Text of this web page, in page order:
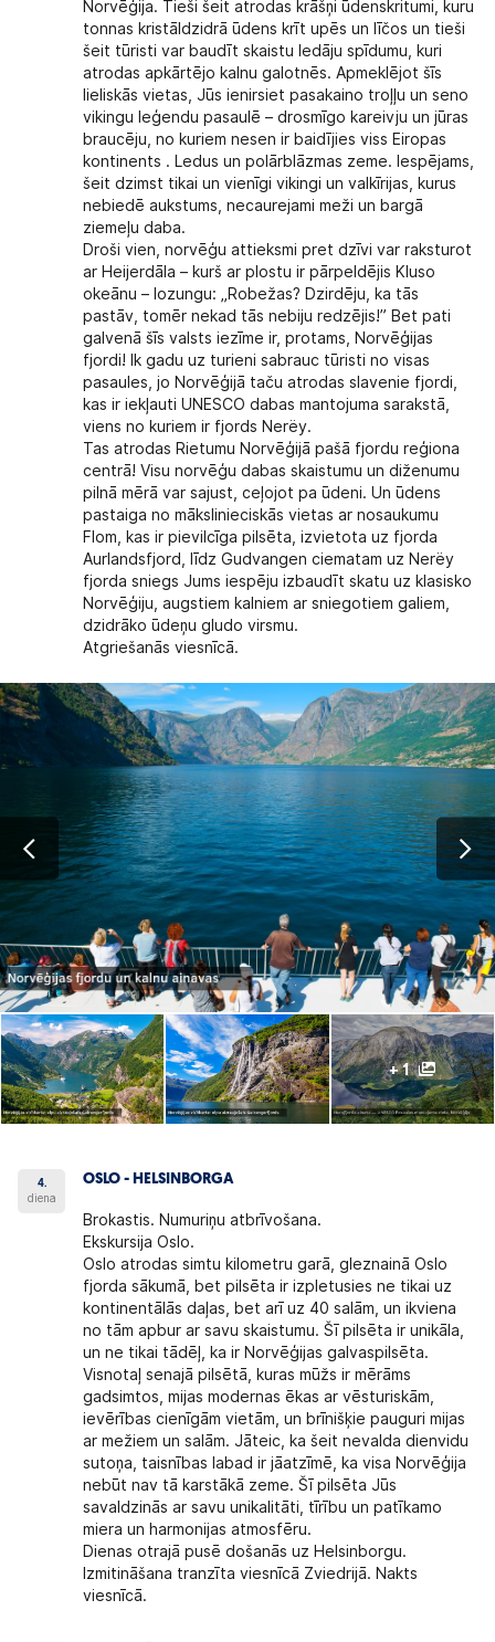
Norvēģija. Tieši šeit atrodas krāšņi ūdenskritumi, kuru
tonnas kristāldzidrā ūdens krīt upēs un līčos un tieši
šeit tūristi var baudīt skaistu ledāju spīdumu, kuri
atrodas apkārtējo kalnu galotnēs. Apmeklējot šīs
lieliskās vietas, Jūs ienirsiet pasakaino troļļu un seno
vikingu leģendu pasaulē – drosmīgo kareivju un jūras
braucēju, no kuriem nesen ir baidījies viss Eiropas
kontinents . Ledus un polārblāzmas zeme. Iespējams,
šeit dzimst tikai un vienīgi vikingi un valkīrijas, kurus
nebiedē aukstums, necaurejami meži un bargā
ziemeļu daba.
Droši vien, norvēģu attieksmi pret dzīvi var raksturot
ar Heijerdāla – kurš ar plostu ir pārpeldējis Kluso
okeānu – lozungu: „Robežas? Dzirdēju, ka tās
pastāv, tomēr nekad tās nebiju redzējis!” Bet pati
galvenā šīs valsts iezīme ir, protams, Norvēģijas
fjordi! Ik gadu uz turieni sabrauc tūristi no visas
pasaules, jo Norvēģijā taču atrodas slavenie fjordi,
kas ir iekļauti UNESCO dabas mantojuma sarakstā,
viens no kuriem ir fjords Nerёy.
Tas atrodas Rietumu Norvēģijā pašā fjordu reģiona
centrā! Visu norvēģu dabas skaistumu un diženumu
pilnā mērā var sajust, ceļojot pa ūdeni. Un ūdens
pastaiga no mākslinieciskās vietas ar nosaukumu
Flom, kas ir pievilcīga pilsēta, izvietota uz fjorda
Aurlandsfjord, līdz Gudvangen ciematam uz Nerёy
fjorda sniegs Jums iespēju izbaudīt skatu uz klasisko
Norvēģiju, augstiem kalniem ar sniegotiem galiem,
dzidrāko ūdeņu gludo virsmu.
Atgriešanās viesnīcā.
+ 1
4.
diena
OSLO - HELSINBORGA
Brokastis. Numuriņu atbrīvošana.
Ekskursija Oslo.
Oslo atrodas simtu kilometru garā, gleznainā Oslo
fjorda sākumā, bet pilsēta ir izpletusies ne tikai uz
kontinentālās daļas, bet arī uz 40 salām, un ikviena
no tām apbur ar savu skaistumu. Šī pilsēta ir unikāla,
un ne tikai tādēļ, ka ir Norvēģijas galvaspilsēta.
Visnotaļ senajā pilsētā, kuras mūžs ir mērāms
gadsimtos, mijas modernas ēkas ar vēsturiskām,
ievērības cienīgām vietām, un brīnišķie pauguri mijas
ar mežiem un salām. Jāteic, ka šeit nevalda dienvidu
sutoņa, taisnības labad ir jāatzīmē, ka visa Norvēģija
nebūt nav tā karstākā zeme. Šī pilsēta Jūs
savaldzinās ar savu unikalitāti, tīrību un patīkamo
miera un harmonijas atmosfēru.
Dienas otrajā pusē došanās uz Helsinborgu.
Izmitināšana tranzīta viesnīcā Zviedrijā. Nakts
viesnīcā.